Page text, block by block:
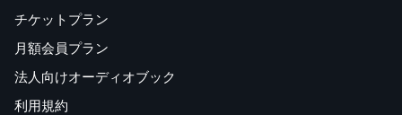
チケットプラン
月額会員プラン
法人向けオーディオブック
利用規約